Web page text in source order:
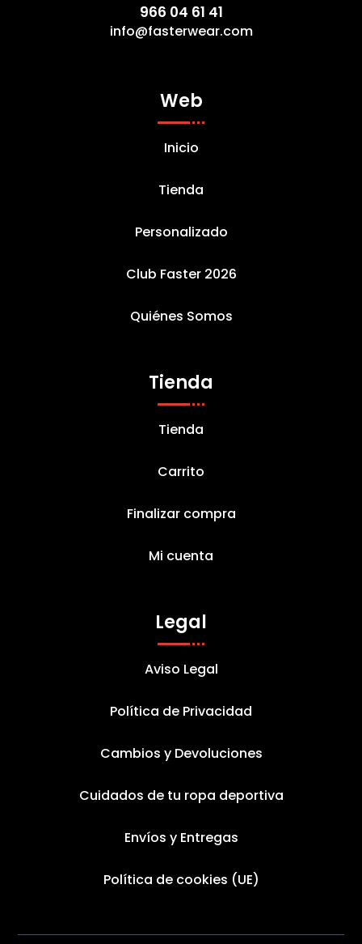
966 04 61 41
info@fasterwear.com
Web
Inicio
Tienda
Personalizado
Club Faster 2026
Quiénes Somos
Tienda
Tienda
Carrito
Finalizar compra
Mi cuenta
Legal
Aviso Legal
Política de Privacidad
Cambios y Devoluciones
Cuidados de tu ropa deportiva
Envíos y Entregas
Política de cookies (UE)